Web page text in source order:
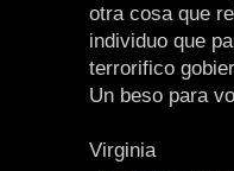
otra cosa que
individuo que
terrorifico
Un beso para
Virginia